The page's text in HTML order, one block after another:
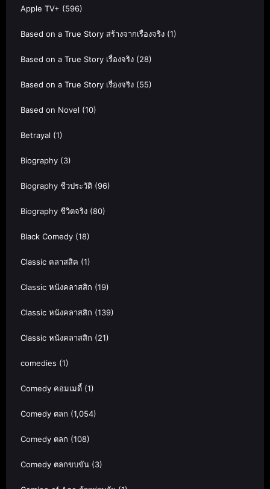
Apple TV+ (596)
Based on a True Story สร้างจากเรื่องจริง (1)
Based on a True Story เรื่องจริง (28)
Based on a True Story เรื่องจริง (55)
Based on Novel (10)
Betrayal (1)
Biography (3)
Biography ชีวประวัติ (96)
Biography ชีวิตจริง (80)
Black Comedy (18)
Classic คลาสสิค (1)
Classic หนังคลาสสิก (19)
Classic หนังคลาสสิก (139)
Classic หนังคลาสสิก (21)
comedies (1)
Comedy คอมเมดี้ (1)
Comedy ตลก (1,054)
Comedy ตลก (108)
Comedy ตลกขบขัน (3)